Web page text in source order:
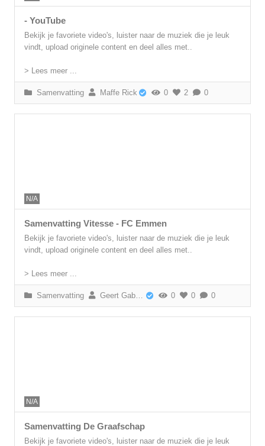
- YouTube
Bekijk je favoriete video's, luister naar de muziek die je leuk
vindt, upload originele content en deel alles met..
> Lees meer ...
Samenvatting Maffe Rick 0 2 0
N/A
Samenvatting Vitesse - FC Emmen
Bekijk je favoriete video's, luister naar de muziek die je leuk
vindt, upload originele content en deel alles met..
> Lees meer ...
Samenvatting Geert Gabriëls 0 0 0
N/A
Samenvatting De Graafschap
Bekijk je favoriete video's, luister naar de muziek die je leuk